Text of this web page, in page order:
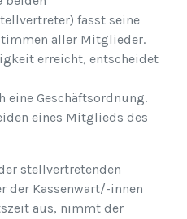
fasst seine
aller Mitglieder.
erreicht, entscheidet
eine Geschäftsordnung.
eines Mitglieds des
stellvertretenden
der Kassenwart/-innen
aus, nimmt der